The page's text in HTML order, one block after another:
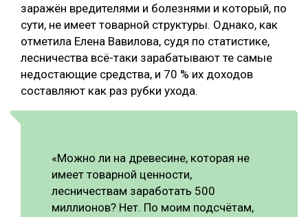
заражён вредителями и болезнями и который, по
сути, не имеет товарной структуры. Однако, как
отметила Елена Вавилова, судя по статистике,
лесничества всё-таки зарабатывают те самые
недостающие средства, и 70 % их доходов
составляют как раз рубки ухода.
«Можно ли на древесине, которая не
имеет товарной ценности,
лесничествам заработать 500
миллионов? Нет. По моим подсчётам,